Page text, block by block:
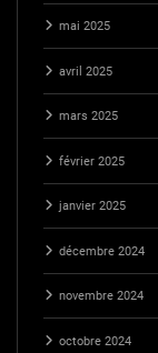
mai 2025
avril 2025
mars 2025
février 2025
janvier 2025
décembre 2024
novembre 2024
octobre 2024